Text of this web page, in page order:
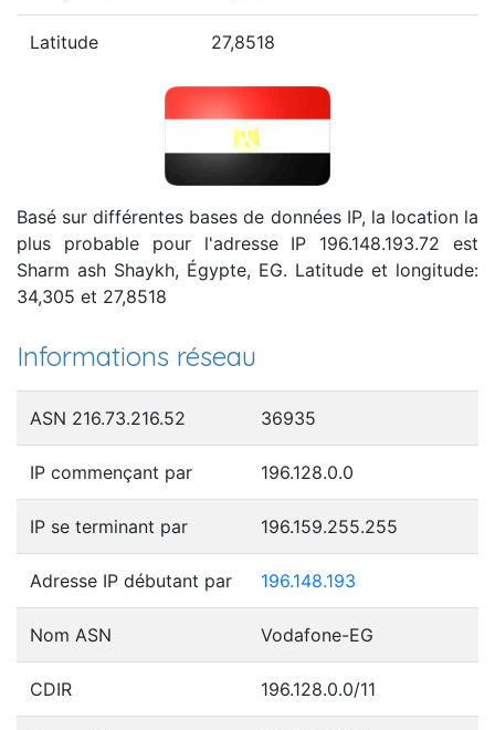
Latitude 27,8518
Basé sur différentes bases de données IP, la location la
plus probable pour l'adresse IP 196.148.193.72 est
Sharm ash Shaykh, Égypte, EG. Latitude et longitude:
34,305 et 27,8518
Informations réseau
ASN 216.73.216.52 36935
IP commençant par 196.128.0.0
IP se terminant par 196.159.255.255
Adresse IP débutant par 196.148.193
Nom ASN Vodafone-EG
CDIR 196.128.0.0/11